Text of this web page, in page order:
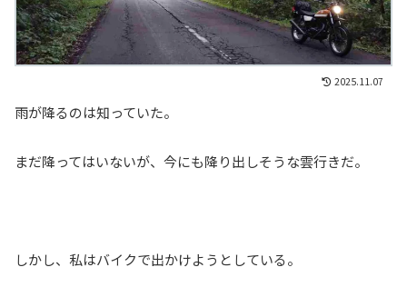
2025.11.07
雨が降るのは知っていた。
まだ降ってはいないが、今にも降り出しそうな雲行きだ。
しかし、私はバイクで出かけようとしている。